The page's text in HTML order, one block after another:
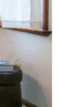
докосване